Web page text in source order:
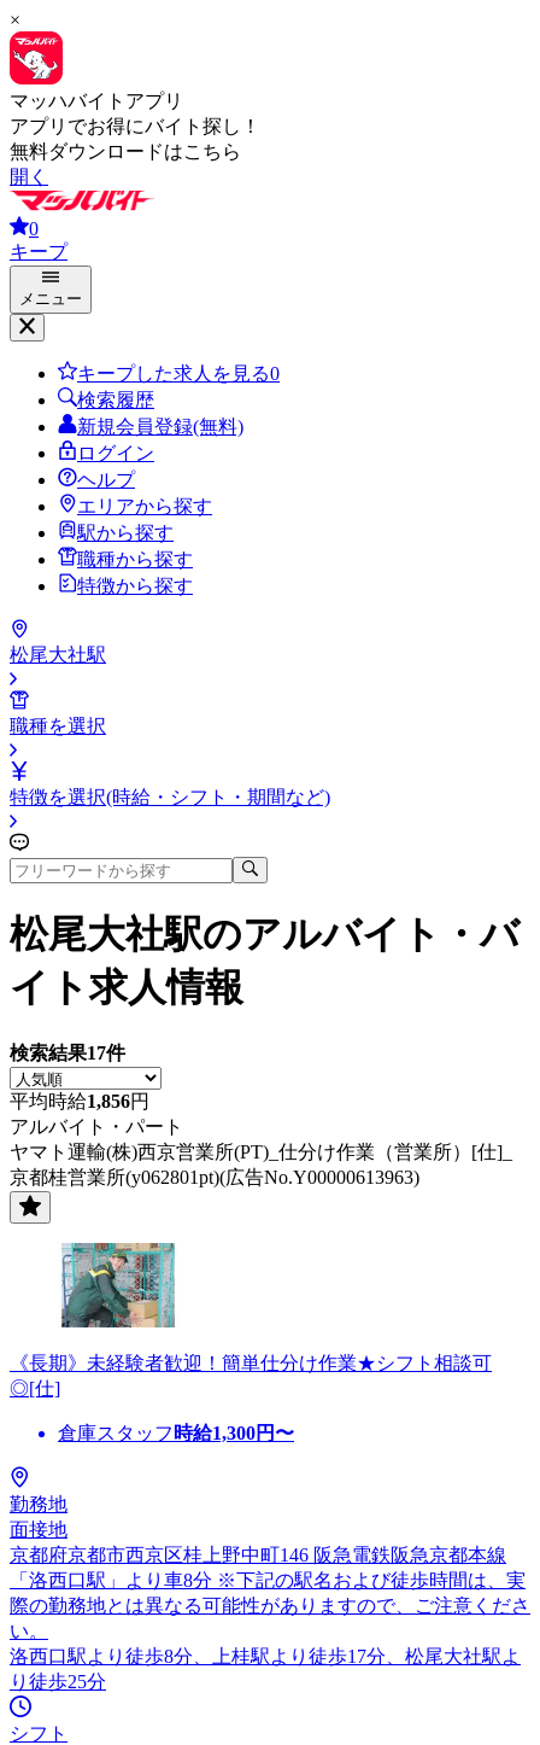
×
マッハバイトアプリ
アプリでお得にバイト探し！
無料ダウンロードはこちら
開く
0
キープ
メニュー
キープした求人を見る0
検索履歴
新規会員登録(無料)
ログイン
ヘルプ
エリアから探す
駅から探す
職種から探す
特徴から探す
松尾大社駅
職種を選択
特徴を選択(時給・シフト・期間など)
松尾大社駅のアルバイト・バ
イト求人情報
検索結果17件
平均時給1,856円
アルバイト・パート
ヤマト運輸(株)西京営業所(PT)_仕分け作業（営業所）[仕]_
京都桂営業所(y062801pt)(広告No.Y00000613963)
《長期》未経験者歓迎！簡単仕分け作業★シフト相談可
◎[仕]
倉庫スタッフ 時給1,300円〜
勤務地
面接地
京都府京都市西京区桂上野中町146 阪急電鉄阪急京都本線
「洛西口駅」より車8分 ※下記の駅名および徒歩時間は、実
際の勤務地とは異なる可能性がありますので、ご注意くださ
い。
洛西口駅より徒歩8分、上桂駅より徒歩17分、松尾大社駅よ
り徒歩25分
シフト